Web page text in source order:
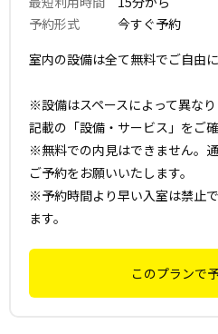
予約形式 今すぐ予約
室内の設備は全て無料でご自由
※設備はスペースによって異な
記載の「設備・サービス」をご確
※無料での内見はできません。
ご予約をお願いいたします。
※予約時間より早い入室は禁止
ます。
このプランで